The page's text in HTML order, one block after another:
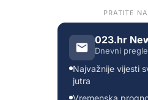
PRATITE
023.hr
Dnevni
Najvažnije vijesti
jutra
Vremenska